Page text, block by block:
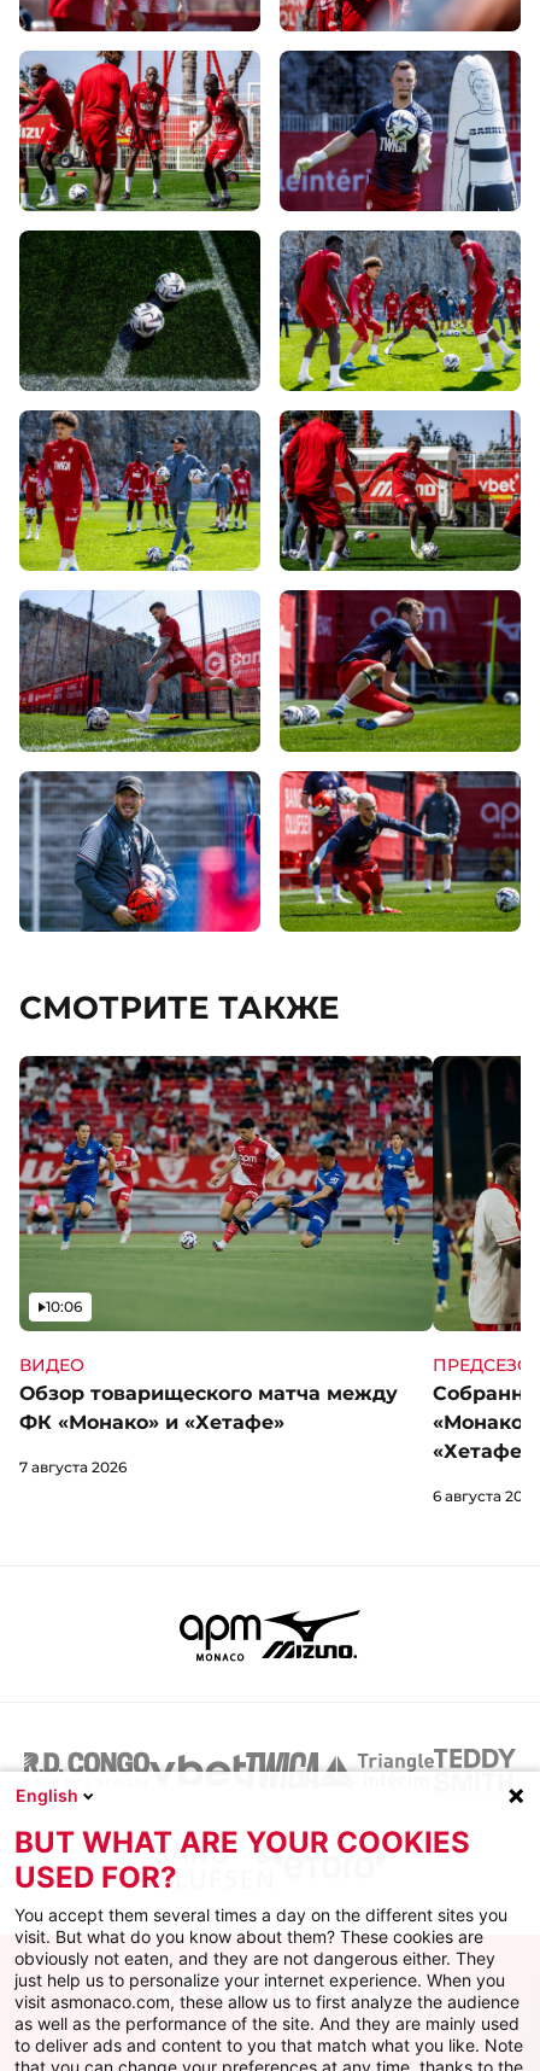
СМОТРИТЕ ТАКЖЕ
ВИДЕО
Обзор товарищеского матча между
ФК «Монако» и «Хетафе»
Видео
10:06
7 августа 2026
«Хетафе»
6 августа 2026
English
BUT WHAT ARE YOUR COOKIES
USED FOR?
You accept them several times a day on the different sites you
visit. But what do you know about them? These cookies are
obviously not eaten, and they are not dangerous either. They
just help us to personalize your internet experience. When you
visit asmonaco.com, these allow us to first analyze the audience
as well as the performance of the site. And they are mainly used
to deliver ads and content to you that match what you like. Note
that you can change your preferences at any time, thanks to the